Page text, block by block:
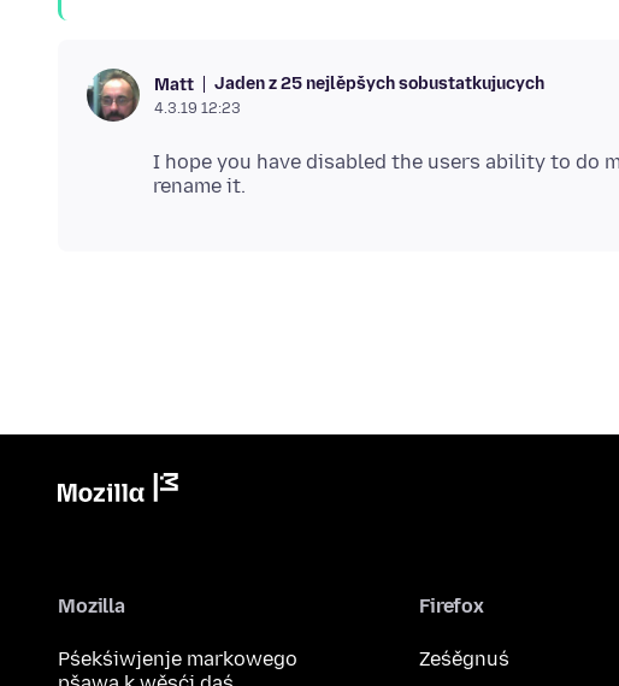
Matt Jaden z 25 nejlěpšych sobustatkujucych
4.3.19 12:23
I hope you have disabled the users ability to do
Mozilla
Pśekśiwjenje markowego
Firefox
Ześěgnuś